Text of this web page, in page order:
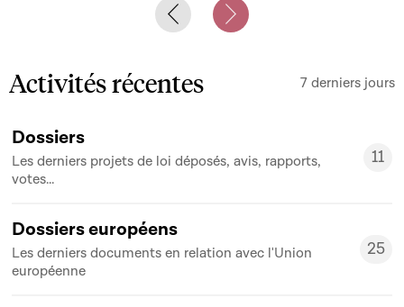
Previous slideNext slide
Activités récentes 7 derniers jours
Dossiers
Les derniers projets de loi déposés, avis, rapports,
votes...
11
11
Dossiers européens
Les derniers documents en relation avec l'Union
européenne
25
25